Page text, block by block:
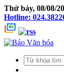
Thứ bảy, 08/08/
Hotline: